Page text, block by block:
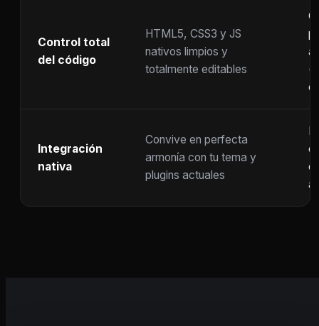
Control total
del código
HTML5, CSS3 y JS
nativos limpios y
totalmente editables
Integración
nativa
Convive en perfecta
armonía con tu tema y
plugins actuales